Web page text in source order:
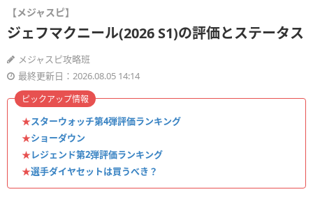
【メジャスピ】
ジェフマクニール(2026 S1)の評価とステータス
メジャスピ攻略班
最終更新日：2026.08.05 14:14
★スターウォッチ第4弾評価ランキング
★ショーダウン
★レジェンド第2弾評価ランキング
★選手ダイヤセットは買うべき？
ピックアップ情報